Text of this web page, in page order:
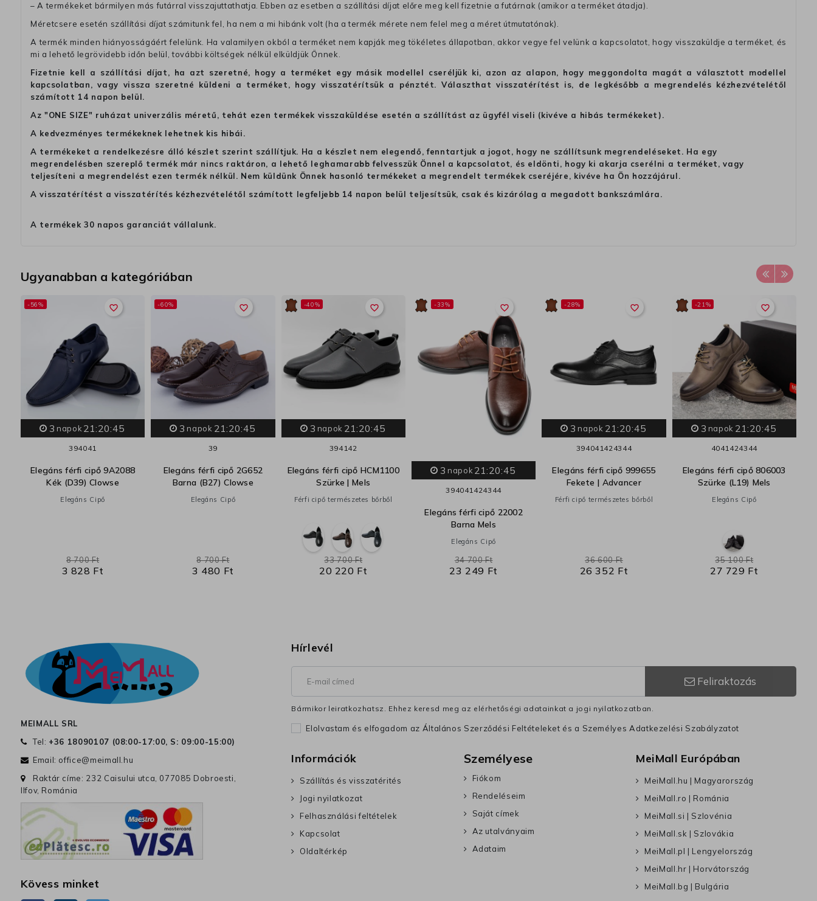
– A termékeket bármilyen más futárral visszajuttathatja. Ebben az esetben a szállítási díjat előre meg kell fizetnie a futárnak (amikor a terméket átadja).
Méretcsere esetén szállítási díjat számitunk fel, ha nem a mi hibánk volt (ha a termék mérete nem felel meg a méret útmutatónak).
A termék minden hiányosságáért felelünk. Ha valamilyen okból a terméket nem kapják meg tökéletes állapotban, akkor vegye fel velünk a kapcsolatot, hogy visszaküldje a terméket, és
mi a lehető legrövidebb időn belül, további költségek nélkül elküldjük Önnek.
Fizetnie kell a szállítási díjat, ha azt szeretné, hogy a terméket egy másik modellel cseréljük ki, azon az alapon, hogy meggondolta magát a választott modellel
kapcsolatban, vagy vissza szeretné küldeni a terméket, hogy visszatérítsük a pénztét. Választhat visszatérítést is, de legkésőbb a megrendelés kézhezvételétől
számított 14 napon belül.
Az "ONE SIZE" ruházat univerzális méretű, tehát ezen termékek visszaküldése esetén a szállítást az ügyfél viseli (kivéve a hibás termékeket).
A kedvezményes termékeknek lehetnek kis hibái.
A termékeket a rendelkezésre álló készlet szerint szállítjuk. Ha a készlet nem elegendő, fenntartjuk a jogot, hogy ne szállítsunk megrendeléseket. Ha egy
megrendelésben szereplő termék már nincs raktáron, a lehető leghamarabb felvesszük Önnel a kapcsolatot, és eldönti, hogy ki akarja cserélni a terméket, vagy
teljesíteni a megrendelést ezen termék nélkül. Nem küldünk Önnek hasonló termékeket a megrendelt termékek cseréjére, kivéve ha Ön hozzájárul.
A visszatérítést a visszatérítés kézhezvételétől számított legfeljebb 14 napon belül teljesítsük, csak és kizárólag a megadott bankszámlára.
A termékek 30 napos garanciát vállalunk.
Ugyanabban a kategóriában
favorite_border
-56%
3 napok21:20:44
394041
Elegáns férfi cipő 9A2088
Kék (D39) Clowse
Elegáns Cipő
3 828 Ft
8 700 Ft
favorite_border
-60%
3 napok 21:20:44
39
Elegáns férfi cipő 2G652
Barna (B27) Clowse
Elegáns Cipő
3 480 Ft
8 700 Ft
favorite_border
-40%
3 napok 21:20:44
394142
Elegáns férfi cipő HCM1100
Szürke | Mels
Férfi cipő természetes bőrből
20 220 Ft
33 700 Ft
favorite_border
-33%
3 napok 21:20:44
394041 4243 44
Elegáns férfi cipő 22002
Barna Mels
Elegáns Cipő
23 249 Ft
34 700 Ft
favorite_border
-28%
3 napok 21:20:44
3940414243 44
Elegáns férfi cipő 999655
Fekete | Advancer
Férfi cipő természetes bőrből
26 352 Ft
36 600 Ft
favorite_border
-21%
3 napok 21:20:44
40414243 44
Elegáns férfi cipő 806003
Szürke (L19) Mels
Elegáns Cipő
27 729 Ft
35 100 Ft
MEIMALL SRL
Tel: +36 18090107 (08:00-17:00, S: 09:00-15:00)
Email: office@meimall.hu
Raktár címe: 232 Caisului utca, 077085 Dobroesti,
Ilfov, Románia
Kövess minket
Hírlevél
Feliraktozás
Bármikor leiratkozhatsz. Ehhez keresd meg az elérhetőségi adatainkat a jogi nyilatkozatban.
Elolvastam és elfogadom az Általános Szerződési Feltételeket és a Személyes Adatkezelési Szabályzatot
Információk
Szállítás és visszatérités
Jogi nyilatkozat
Felhasználási feltételek
Kapcsolat
Oldaltérkép
Személyese
Fiókom
Rendeléseim
Saját címek
Az utalványaim
Adataim
MeiMall Európában
MeiMall.hu | Magyarország
MeiMall.ro | Románia
MeiMall.si | Szlovénia
MeiMall.sk | Szlovákia
MeiMall.pl | Lengyelország
MeiMall.hr | Horvátország
MeiMall.bg | Bulgária